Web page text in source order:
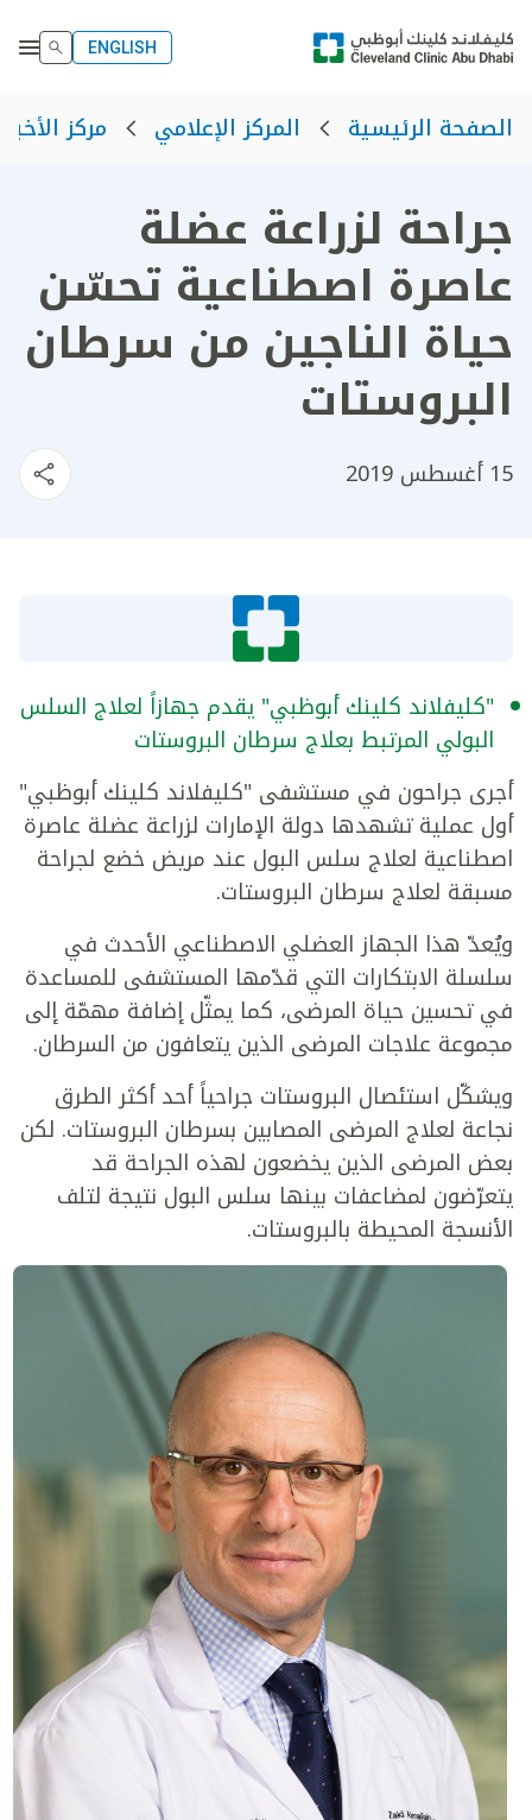
ENGLISH
الصفحة الرئيسية المركز الإعلامي مركز الأخبار
جراحة لزراعة عضلة
عاصرة اصطناعية تحسّن
حياة الناجين من سرطان
البروستات
15 أغسطس 2019
"كليفلاند كلينك أبوظبي" يقدم جهازاً لعلاج السلس
البولي المرتبط بعلاج سرطان البروستات
أجرى جراحون في مستشفى "كليفلاند كلينك أبوظبي"
أول عملية تشهدها دولة الإمارات لزراعة عضلة عاصرة
اصطناعية لعلاج سلس البول عند مريض خضع لجراحة
مسبقة لعلاج سرطان البروستات.
ويُعدّ هذا الجهاز العضلي الاصطناعي الأحدث في
سلسلة الابتكارات التي قدّمها المستشفى للمساعدة
في تحسين حياة المرضى، كما يمثّل إضافة مهمّة إلى
مجموعة علاجات المرضى الذين يتعافون من السرطان.
ويشكّل استئصال البروستات جراحياً أحد أكثر الطرق
نجاعة لعلاج المرضى المصابين بسرطان البروستات. لكن
بعض المرضى الذين يخضعون لهذه الجراحة قد
يتعرّضون لمضاعفات بينها سلس البول نتيجة لتلف
الأنسجة المحيطة بالبروستات.